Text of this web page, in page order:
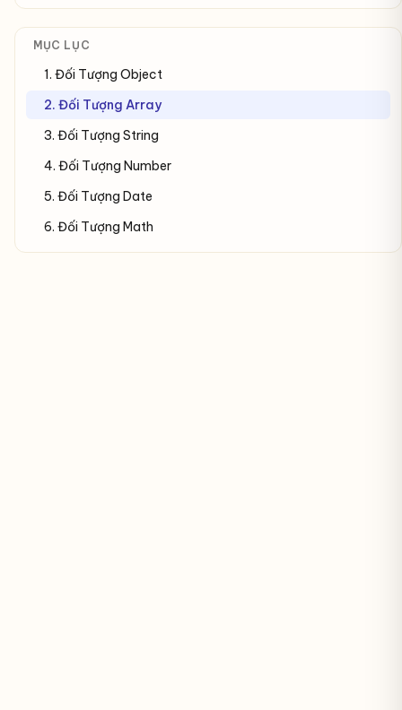
MỤC LỤC
1. Đối Tượng Object
2. Đối Tượng Array
3. Đối Tượng String
4. Đối Tượng Number
5. Đối Tượng Date
6. Đối Tượng Math